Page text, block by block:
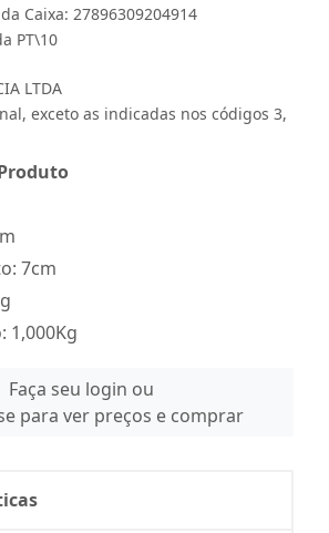
Caixa: 27896309204914
PT\10
LTDA
exceto as indicadas nos códigos 3,
7cm
1,000Kg
Faça seu login ou
para ver preços e comprar